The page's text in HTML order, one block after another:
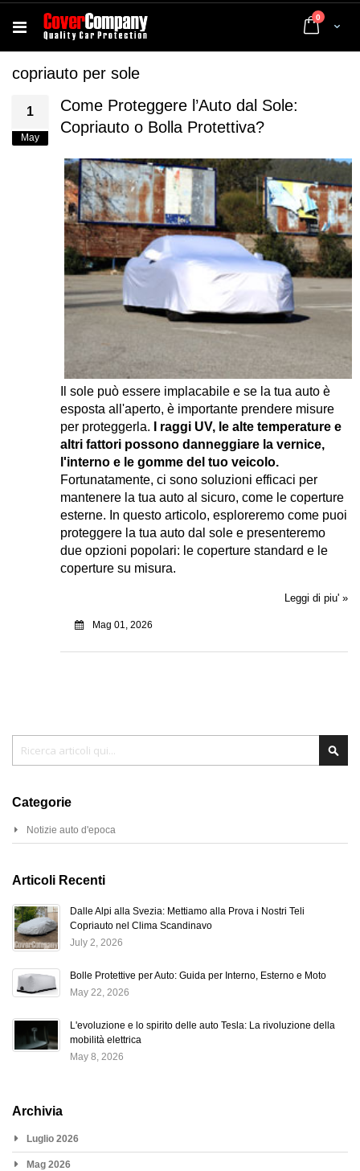
Cart
0 elementi
copriauto per sole
1
May
Come Proteggere l’Auto dal Sole:
Copriauto o Bolla Protettiva?
Il sole può essere implacabile e se la tua auto è
esposta all'aperto, è importante prendere misure
per proteggerla.
I raggi UV, le alte temperature e
altri fattori possono danneggiare la vernice,
l'interno e le gomme del tuo veicolo.
Fortunatamente, ci sono soluzioni efficaci per
mantenere la tua auto al sicuro, come le coperture
esterne. In questo articolo, esploreremo come puoi
proteggere la tua auto dal sole e presenteremo
due opzioni popolari: le coperture standard e le
coperture su misura.
Leggi di piu' »
Mag 01, 2026
Categorie
Notizie auto d'epoca
Articoli Recenti
Dalle Alpi alla Svezia: Mettiamo alla Prova i Nostri Teli
Copriauto nel Clima Scandinavo
July 2, 2026
Bolle Protettive per Auto: Guida per Interno, Esterno e Moto
May 22, 2026
L'evoluzione e lo spirito delle auto Tesla: La rivoluzione della
mobilità elettrica
May 8, 2026
Archivia
Luglio 2026
Mag 2026